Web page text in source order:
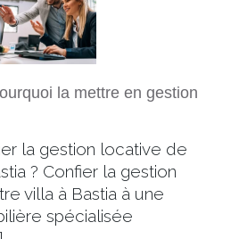
la mettre en gestion
la gestion locative de
? Confier la gestion
villa à Bastia à une
spécialisée